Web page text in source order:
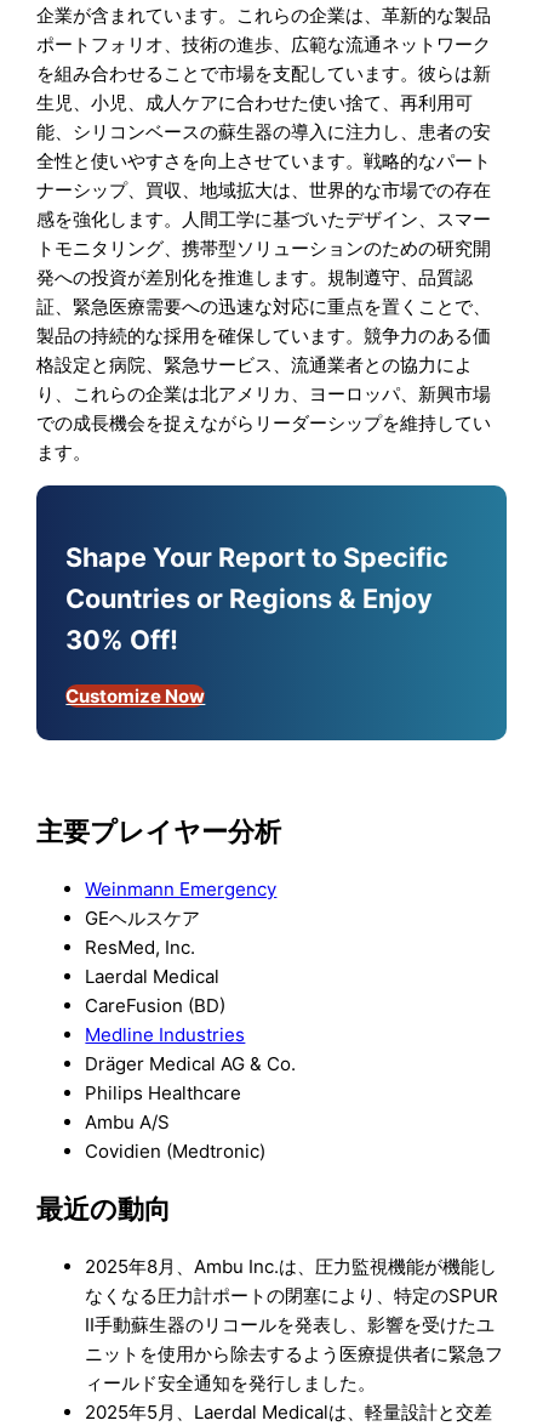
企業が含まれています。これらの企業は、革新的な製品
ポートフォリオ、技術の進歩、広範な流通ネットワーク
を組み合わせることで市場を支配しています。彼らは新
生児、小児、成人ケアに合わせた使い捨て、再利用可
能、シリコンベースの蘇生器の導入に注力し、患者の安
全性と使いやすさを向上させています。戦略的なパート
ナーシップ、買収、地域拡大は、世界的な市場での存在
感を強化します。人間工学に基づいたデザイン、スマー
トモニタリング、携帯型ソリューションのための研究開
発への投資が差別化を推進します。規制遵守、品質認
証、緊急医療需要への迅速な対応に重点を置くことで、
製品の持続的な採用を確保しています。競争力のある価
格設定と病院、緊急サービス、流通業者との協力によ
り、これらの企業は北アメリカ、ヨーロッパ、新興市場
での成長機会を捉えながらリーダーシップを維持してい
ます。
Shape Your Report to Specific
Countries or Regions & Enjoy
30% Off!
Customize Now
主要プレイヤー分析
Weinmann Emergency
GEヘルスケア
ResMed, Inc.
Laerdal Medical
CareFusion (BD)
Medline Industries
Dräger Medical AG & Co.
Philips Healthcare
Ambu A/S
Covidien (Medtronic)
最近の動向
2025年8月、Ambu Inc.は、圧力監視機能が機能し
なくなる圧力計ポートの閉塞により、特定のSPUR
II手動蘇生器のリコールを発表し、影響を受けたユ
ニットを使用から除去するよう医療提供者に緊急フ
ィールド安全通知を発行しました。
2025年5月、Laerdal Medicalは、軽量設計と交差